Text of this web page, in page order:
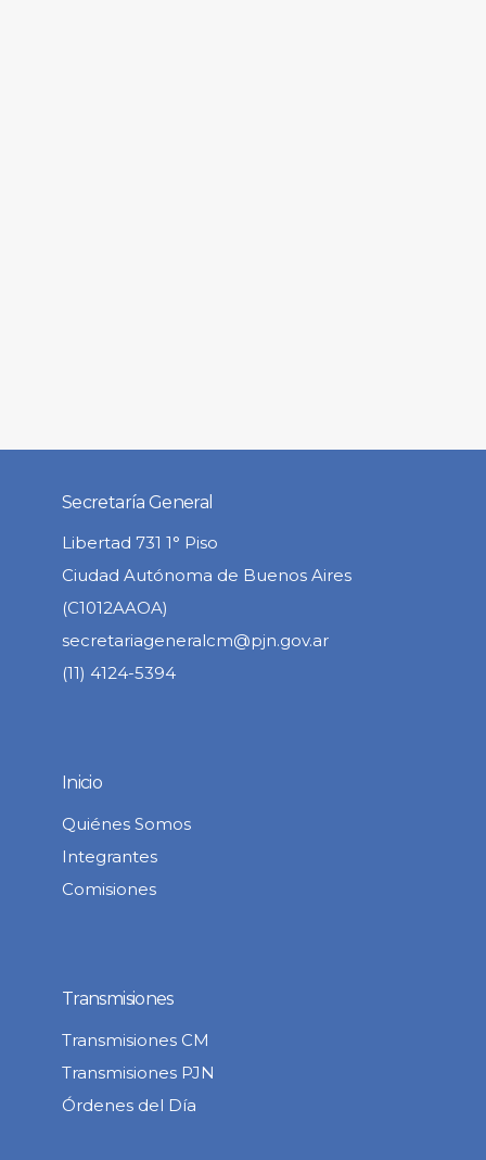
Secretaría General
Libertad 731 1° Piso
Ciudad Autónoma de Buenos Aires
(C1012AAOA)
secretariageneralcm@pjn.gov.ar
(11) 4124-5394
Inicio
Quiénes Somos
Integrantes
Comisiones
Transmisiones
Transmisiones CM
Transmisiones PJN
Órdenes del Día